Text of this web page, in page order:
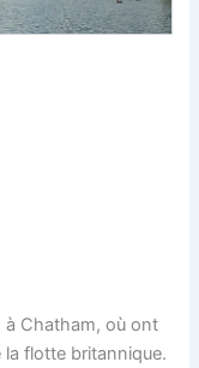
à Chatham, où ont
flotte britannique.